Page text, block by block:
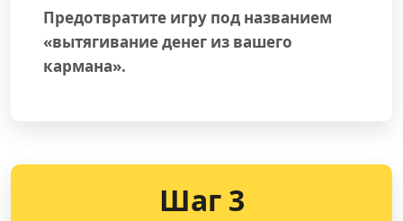
Предотвратите игру под названием
«вытягивание денег из вашего
кармана».
Шаг 3